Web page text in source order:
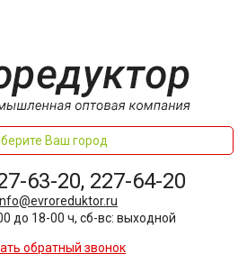
Ваш город
63-20, 227-64-20
до 18-00 ч, сб-вс: выходной
обратный звонок